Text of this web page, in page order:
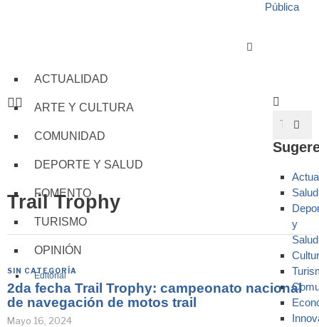
Pública
ACTUALIDAD
ARTE Y CULTURA
COMUNIDAD
DEPORTE Y SALUD
FOMENTO
TURISMO
OPINIÓN
Editorial
Salud
y
Salud
Trail Trophy
SIN CATEGORÍA
2da fecha Trail Trophy: campeonato nacional
de navegación de motos trail
Mayo 16, 2024